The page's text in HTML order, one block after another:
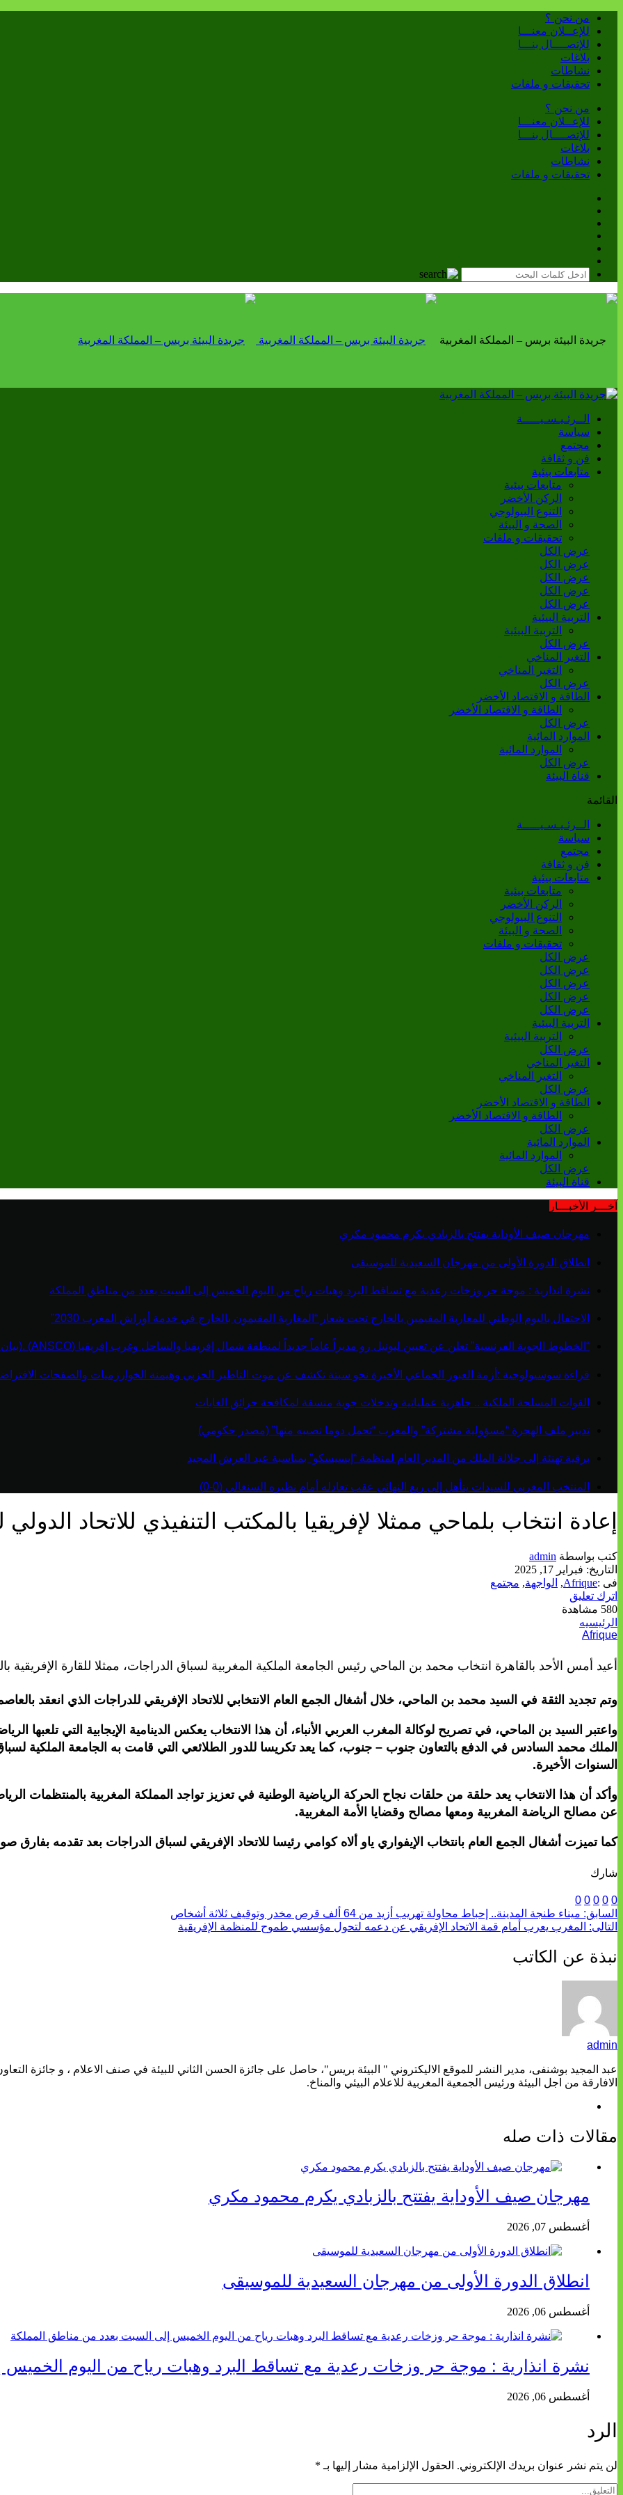
من نحن ؟
للإعــلان معنـــا
للإتصــــال بنـــا
بلاغات
نشاطات
تحقيقات و ملفات
من نحن ؟
للإعــلان معنـــا
للإتصــــال بنـــا
بلاغات
نشاطات
تحقيقات و ملفات
الــرئـيـسـيـــــة
سياسة
مجتمع
فن و ثقافة
متابعات بيئية
متابعات بيئية
الركن الأخضر
التنوع البيولوجي
الصحة و البيئة
تحقيقات و ملفات
عرض الكل
عرض الكل
عرض الكل
عرض الكل
عرض الكل
التربية البيئية
التربية البيئية
عرض الكل
التغير المناخي
التغير المناخي
عرض الكل
الطاقة و الاقتصاد الأخضر
الطاقة و الاقتصاد الأخضر
عرض الكل
الموارد المائية
الموارد المائية
عرض الكل
قناة البيئة
القائمة
الــرئـيـسـيـــــة
سياسة
مجتمع
فن و ثقافة
متابعات بيئية
متابعات بيئية
الركن الأخضر
التنوع البيولوجي
الصحة و البيئة
تحقيقات و ملفات
عرض الكل
عرض الكل
عرض الكل
عرض الكل
عرض الكل
التربية البيئية
التربية البيئية
عرض الكل
التغير المناخي
التغير المناخي
عرض الكل
الطاقة و الاقتصاد الأخضر
الطاقة و الاقتصاد الأخضر
عرض الكل
الموارد المائية
الموارد المائية
عرض الكل
قناة البيئة
آخـــر الأخبـــار
مهرجان صيف الأوداية يفتتح بالزبادي يكرم محمود مكري
انطلاق الدورة الأولى من مهرجان السعيدية للموسيقى
نشرة انذارية : موجة حر وزخات رعدية مع تساقط البرد وهبات رياح من اليوم الخميس إلى السبت بعدد من مناطق المملكة
الاحتفال باليوم الوطني للمغاربة المقيمين بالخارج تحت شعار “المغاربة المقيمون بالخارج في خدمة أوراش المغرب 2030”
“الخطوط الجوية الفرنسية” تعلن عن تعيين ليونيل رو مديراً عاماً جديداً لمنطقة شمال إفريقيا والساحل وغرب إفريقيا (ANSCO) .(بيان صحفي )
قراءة سوسيولوجية :أزمة العبور الجماعي الأخيرة نحو سبتة تكشف عن موت التاطير الحزبي وهيمنة الخوارزميات والصفحات
القوات المسلحة الملكية .. جاهزية عملياتية وتدخلات جوية منسقة لمكافحة حرائق الغابات
تدبير ملف الهجرة “مسؤولية مشتركة” والمغرب “تحمل دوما نصيبه منها” (مصدر حكومي)
برقية تهنئة إلى جلالة الملك من المدير العام لمنظمة “إيسيسكو” بمناسبة عيد العرش المجيد
المنتخب المغربي للسيدات يتأهل إلى ربع النهائي عقب تعادله أمام نظيره السنغالي (0-0)
إعادة انتخاب بلماحي ممثلا لإفريقيا بالمكتب التنفيذي للاتحاد
كتب بواسطة admin
التاريخ: فبراير 17, 2025
فى :Afrique
, الواجهة, مجتمع
اترك تعليق
580 مشاهدة
الرئيسيه
Afrique
أعيد أمس الأحد بالقاهرة انتخاب محمد بن الماحي رئيس الجامعة الملكية المغربية لسباق الدراجات، ممثلا للقارة الإفريقية
وتم تجديد الثقة في السيد محمد بن الماحي، خلال أشغال الجمع العام الانتخابي للاتحاد الإفريقي للدراجات الذي انعقد بالعاصمة
واعتبر السيد بن الماحي، في تصريح لوكالة المغرب العربي الأنباء، أن هذا الانتخاب يعكس الدينامية الإيجابية التي تلعبها
الملك محمد السادس في الدفع بالتعاون جنوب – جنوب، كما يعد تكريسا للدور الطلائعي التي قامت به الجامعة الملكية
السنوات الأخيرة.
وأكد أن هذا الانتخاب يعد حلقة من حلقات نجاح الحركة الرياضية الوطنية في تعزيز تواجد المملكة المغربية بالمنتظمات
عن مصالح الرياضة المغربية ومعها مصالح وقضايا الأمة المغربية.
كما تميزت أشغال الجمع العام بانتخاب الإيفواري ياو ألاه كوامي رئيسا للاتحاد الإفريقي لسباق الدراجات بعد تقدمه
شارك
0
0
0
0
0
السابق: ميناء طنجة المدينة.. إحباط محاولة تهريب أزيد من 64 ألف قرص مخدر وتوقيف ثلاثة أشخاص
التالى: المغرب يعرب أمام قمة الاتحاد الإفريقي عن دعمه لتحول مؤسسي طموح للمنظمة الإفريقية
نبذة عن الكاتب
admin
عبد المجيد بوشنفى، مدير النشر للموقع الاليكتروني " البيئة بريس"، حاصل على جائزة الحسن الثاني للبيئة في صنف الاعلام ، و جائزة
الافارقة من اجل البيئة ورئيس الجمعية المغربية للاعلام البيئي والمناخ.
مقالات ذات صله
مهرجان صيف الأوداية يفتتح بالزبادي يكرم محمود مكري
أغسطس 07, 2026
انطلاق الدورة الأولى من مهرجان السعيدية للموسيقى
أغسطس 06, 2026
نشرة انذارية : موجة حر وزخات رعدية مع تساقط البرد وهبات رياح من اليوم
أغسطس 06, 2026
الرد
لن يتم نشر عنوان بريدك الإلكتروني. الحقول الإلزامية مشار إليها بـ *